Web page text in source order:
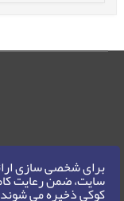
برای شخصی سازی
سایت، ضمن رعایت
کوکی ذخیره می شوند